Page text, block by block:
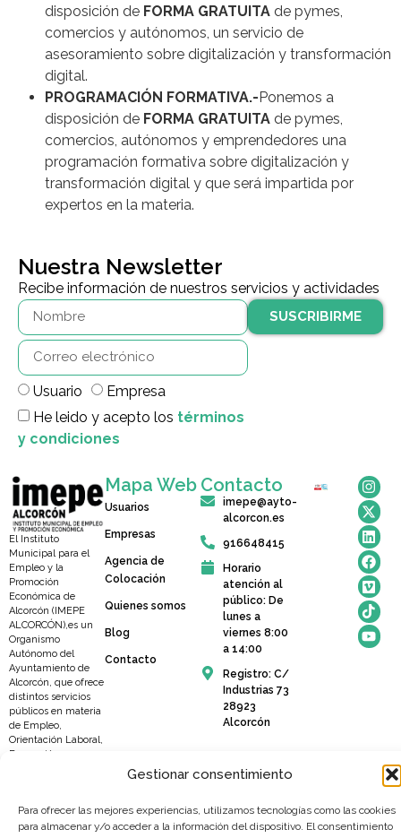
Gestionar consentimiento
Para ofrecer las mejores experiencias, utilizamos tecnologías como las cookies
para almacenar y/o acceder a la información del dispositivo. El consentimiento
disposición de FORMA GRATUITA de pymes,
comercios y autónomos, un servicio de
asesoramiento sobre digitalización y transformación
digital.
PROGRAMACIÓN FORMATIVA.-Ponemos a
disposición de FORMA GRATUITA de pymes,
comercios, autónomos y emprendedores una
programación formativa sobre digitalización y
transformación digital y que será impartida por
expertos en la materia.
Nuestra Newsletter
Recibe información de nuestros servicios y actividades
Usuario
Empresa
He leido y acepto los términos
y condiciones
SUSCRIBIRME
El Instituto
Municipal para el
Empleo y la
Promoción
Económica de
Alcorcón (IMEPE
ALCORCÓN),es un
Organismo
Autónomo del
Ayuntamiento de
Alcorcón, que ofrece
distintos servicios
públicos en materia
de Empleo,
Orientación Laboral,
Formación,
Comercio Local.
Compromiso con el
Mapa Web
Usuarios
Empresas
Agencia de
Colocación
Quienes somos
Blog
Contacto
Contacto
imepe@ayto-
alcorcon.es
916648415
Horario
atención al
público: De
lunes a
viernes 8:00
a 14:00
Registro: C/
Industrias 73
28923
Alcorcón